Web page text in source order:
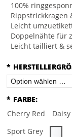
100%
Rippstrickkragen
Leicht
Doppelnähte für
Leicht tailliert &
*
* FARBE:
Cherry Red
Daisy
Sport Grey